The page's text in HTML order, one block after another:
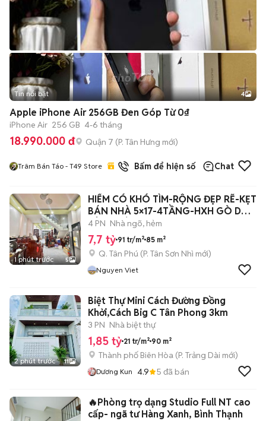
Tin nổi bật 4
Apple iPhone Air 256GB Đen Góp Từ 0₫
iPhone Air 256 GB 4-6 tháng
18.990.000 đ Quận 7 (P. Tân Hưng mới)
Trâm Bán Táo - T49 Store 23đã bán
Bấm để hiện số Chat
1 phút trước 5
HIẾM CÓ KHÓ TÌM-RỘNG ĐẸP RẼ-KẸT
BÁN NHÀ 5×17-4TẦNG-HXH GÒ DẦU
TÂN PHÚ
4 PN Nhà ngõ, hẻm
7,7 tỷ 91 tr/m² 85 m²
Q. Tân Phú (P. Tân Sơn Nhì mới)
Nguyen Viet
2 phút trước 11
Biệt Thự Mini Cách Đường Đồng
Khởi,Cách Big C Tân Phong 3km
3 PN Nhà biệt thự
1,85 tỷ 21 tr/m² 90 m²
Thành phố Biên Hòa (P. Trảng Dài mới)
Dương Kun 4.9 5 đã bán
🔥Phòng trọ dạng Studio Full NT cao
cấp- ngã tư Hàng Xanh, Bình Thạnh